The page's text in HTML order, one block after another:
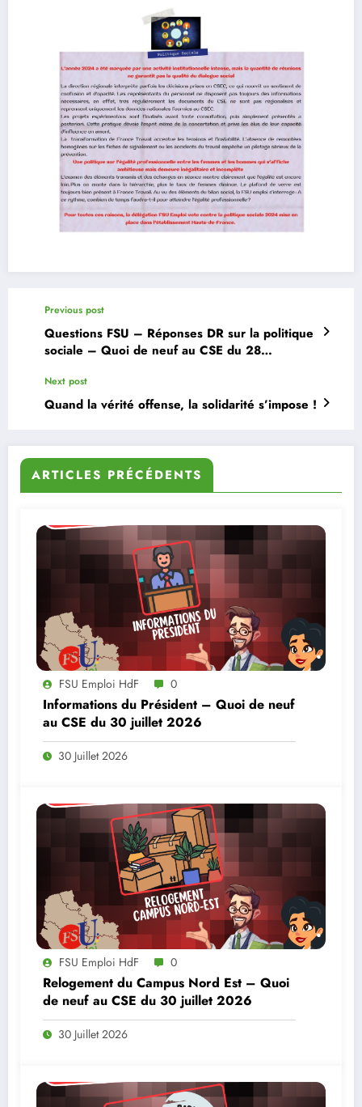
Previous post
Questions FSU – Réponses DR sur la politique
sociale – Quoi de neuf au CSE du 28
Next post
Quand la vérité offense, la solidarité s’impose !
ARTICLES PRÉCÉDENTS
FSU Emploi HdF 0
Informations du Président – Quoi de neuf
au CSE du 30 juillet 2026
30 Juillet 2026
FSU Emploi HdF 0
Relogement du Campus Nord Est – Quoi
de neuf au CSE du 30 juillet 2026
30 Juillet 2026